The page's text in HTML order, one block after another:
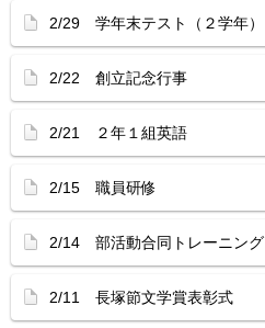
2/29 学年末テスト（２学年）
2/22 創立記念行事
2/21 ２年１組英語
2/15 職員研修
2/14 部活動合同トレーニング
2/11 長塚節文学賞表彰式